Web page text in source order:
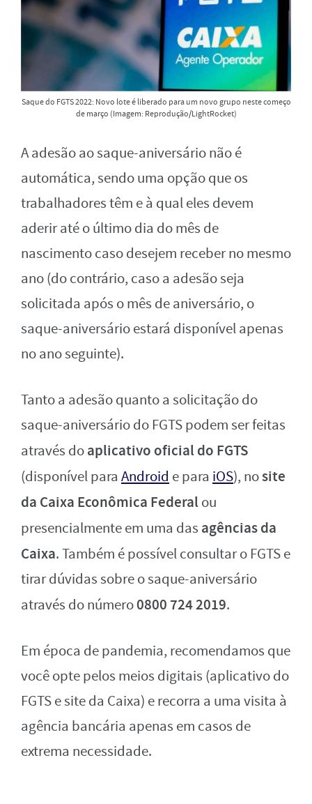
Saque do FGTS 2022: Novo lote é liberado para um novo grupo neste começo
de março (Imagem: Reprodução/LightRocket)
A adesão ao saque-aniversário não é
automática, sendo uma opção que os
trabalhadores têm e à qual eles devem
aderir até o último dia do mês de
nascimento caso desejem receber no mesmo
ano (do contrário, caso a adesão seja
solicitada após o mês de aniversário, o
saque-aniversário estará disponível apenas
no ano seguinte).
Tanto a adesão quanto a solicitação do
saque-aniversário do FGTS podem ser feitas
através doaplicativo oficial do FGTS
(disponível para Android e para iOS), nosite
da Caixa Econômica Federal ou
presencialmente em uma das agências da
Caixa. Também é possível consultar o FGTS e
tirar dúvidas sobre o saque-aniversário
através do número0800 724 2019.
Em época de pandemia, recomendamos que
você opte pelos meios digitais (aplicativo do
FGTS e site da Caixa) e recorra a uma visita à
agência bancária apenas em casos de
extrema necessidade.